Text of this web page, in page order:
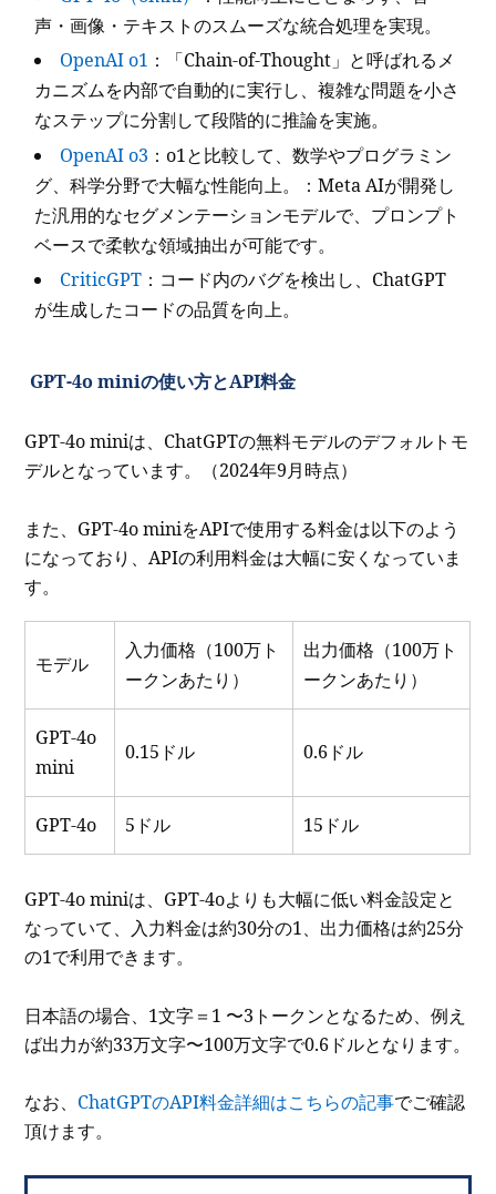
声・画像・テキストのスムーズな統合処理を実現。
OpenAI o1 ：「Chain-of-Thought」と呼ばれるメ
カニズムを内部で自動的に実行し、複雑な問題を小さ
なステップに分割して段階的に推論を実施。
OpenAI o3 ：o1と比較して、数学やプログラミン
グ、科学分野で大幅な性能向上。：Meta AIが開発し
た汎用的なセグメンテーションモデルで、プロンプト
ベースで柔軟な領域抽出が可能です。
CriticGPT ：コード内のバグを検出し、ChatGPT
が生成したコードの品質を向上。
GPT-4o miniの使い方とAPI料金
GPT-4o miniは、ChatGPTの無料モデルのデフォルトモ
デルとなっています。（2024年9月時点）
また、GPT-4o miniをAPIで使用する料金は以下のよう
になっており、APIの利用料金は大幅に安くなっていま
す。
モデル
入力価格（100万ト
ークンあたり）
出力価格（100万ト
ークンあたり）
GPT-4o
mini
0.15ドル 0.6ドル
GPT-4o 5ドル 15ドル
GPT-4o miniは、GPT-4oよりも大幅に低い料金設定と
なっていて、入力料金は約30分の1、出力価格は約25分
の1で利用できます。
日本語の場合、1文字＝1 〜3トークンとなるため、例え
ば出力が約33万文字〜100万文字で0.6ドルとなります。
なお、 ChatGPTのAPI料金詳細はこちらの記事でご確認
頂けます。